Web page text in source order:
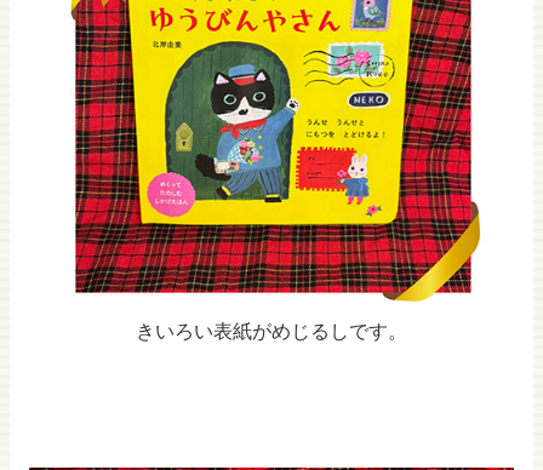
きいろい表紙がめじるしです。